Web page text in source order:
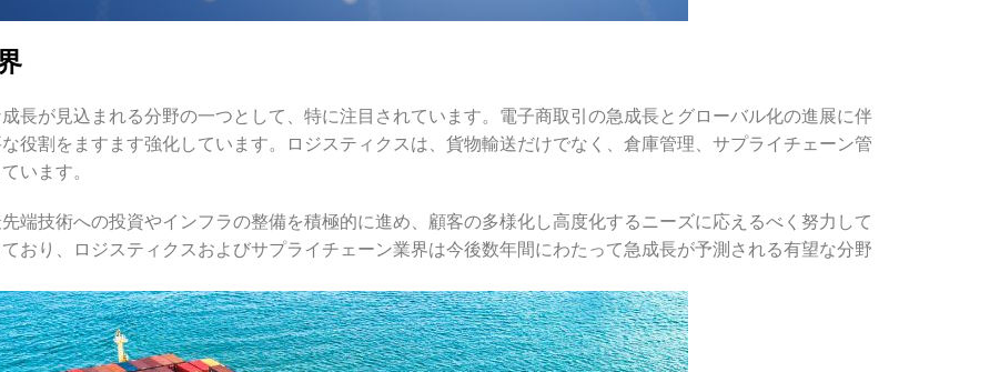
長が見込まれる分野の一つとして、特に注目されています。電子商取引の急成長とグローバル化の進展に伴
役割をますます強化しています。ロジスティクスは、貨物輸送だけでなく、倉庫管理、サプライチェーン管
います。
端技術への投資やインフラの整備を積極的に進め、顧客の多様化し高度化するニーズに応えるべく努力して
おり、ロジスティクスおよびサプライチェーン業界は今後数年間にわたって急成長が予測される有望な分野